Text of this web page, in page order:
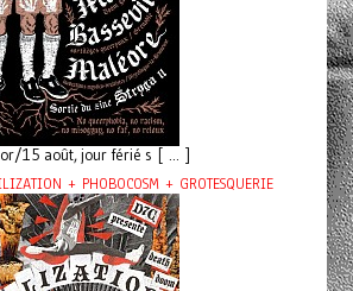
15 août, jour férié s [ ... ]
+ PHOBOCOSM + GROTESQUERIE